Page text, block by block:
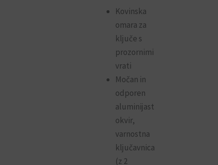
Kovinska
omara za
ključe s
prozornimi
vrati
Močan in
odporen
aluminijast
okvir,
varnostna
ključavnica
(z 2